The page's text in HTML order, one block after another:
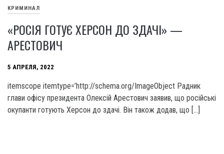
КРИМИНАЛ
«РОСІЯ ГОТУЄ ХЕРСОН ДО ЗДАЧІ» —
АРЕСТОВИЧ
5 АПРЕЛЯ, 2022
itemscope itemtype=’http://schema.org/ImageObject Радник
глави офісу президента Олексій Арестович заявив, що російські
окупанти готують Херсон до здачі. Він також додав, що […]